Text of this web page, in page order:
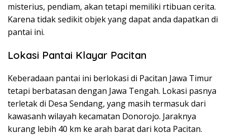
misterius, pendiam, akan tetapi memiliki rtibuan cerita.
Karena tidak sedikit objek yang dapat anda dapatkan di
pantai ini.
Lokasi Pantai Klayar Pacitan
Keberadaan pantai ini berlokasi di Pacitan Jawa Timur
tetapi berbatasan dengan Jawa Tengah. Lokasi pasnya
terletak di Desa Sendang, yang masih termasuk dari
kawasanh wilayah kecamatan Donorojo. Jaraknya
kurang lebih 40 km ke arah barat dari kota Pacitan.